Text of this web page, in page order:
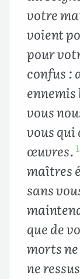
votre
voient
pour
confus :
ennemis
vous
vous qui
œuvres.
maîtres
sans
que de
morts
ne